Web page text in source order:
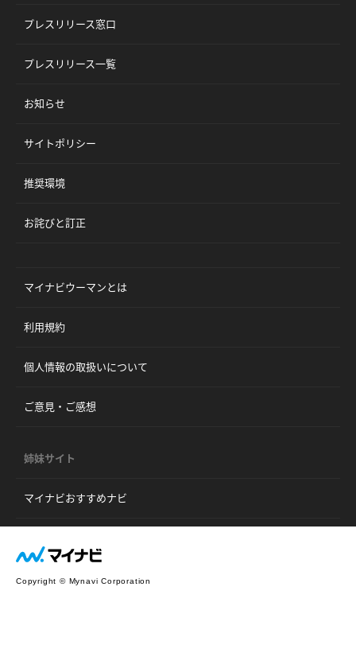
プレスリリース窓口
プレスリリース一覧
お知らせ
サイトポリシー
推奨環境
お詫びと訂正
マイナビウーマンとは
利用規約
個人情報の取扱いについて
ご意見・ご感想
姉妹サイト
マイナビおすすめナビ
Copyright © Mynavi Corporation